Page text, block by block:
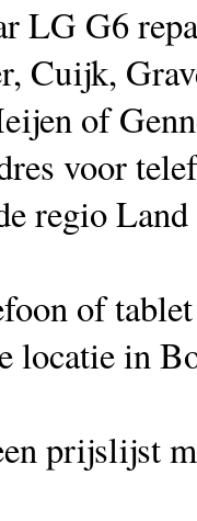
LG G6
Cuijk,
of
voor
regio Land
of
locatie in
prijslijst